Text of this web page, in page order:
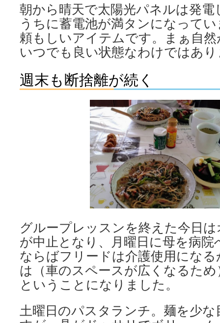
朝から晴天で太陽光パネルは発
うちに蓄電池が満タンになって
頼もしいアイテムです。まぁ自
いつでも良い状態なわけではあ
週末も断捨離が続く
グループレッスンを終えた今日
が中止となり、月曜日に母を病
ならばフリードは介護使用にな
は（車のスペースが広くなるた
ということになりました。
土曜日のパスタランチ。麺を少